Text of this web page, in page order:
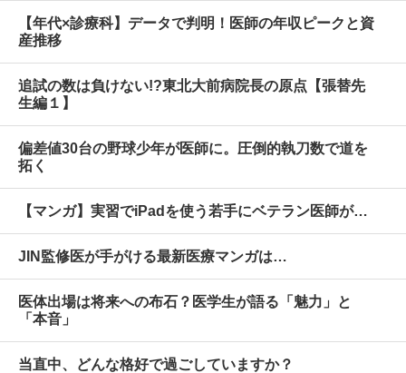
【年代×診療科】データで判明！医師の年収ピークと資
産推移
追試の数は負けない!?東北大前病院長の原点【張替先
生編１】
偏差値30台の野球少年が医師に。圧倒的執刀数で道を
拓く
【マンガ】実習でiPadを使う若手にベテラン医師が…
JIN監修医が手がける最新医療マンガは…
医体出場は将来への布石？医学生が語る「魅力」と
「本音」
当直中、どんな格好で過ごしていますか？